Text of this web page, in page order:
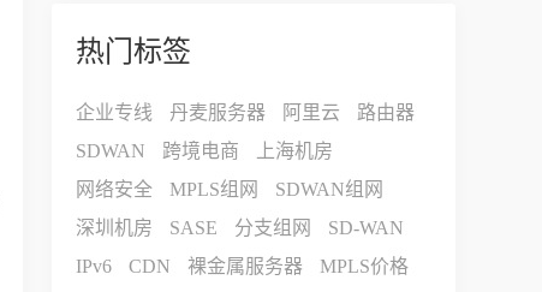
热门标签
企业专线 丹麦服务器 阿里云
路由器
SDWAN
跨境电商
上海机房
网络安全
MPLS组网
SDWAN组网
深圳机房
SASE 分支组网
SD-WAN
IPv6
CDN 裸金属服务器
MPLS价格